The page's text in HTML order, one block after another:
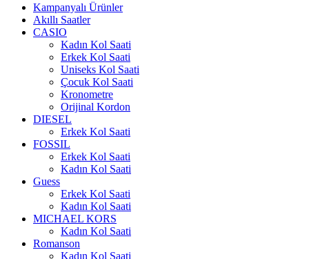
Kampanyalı Ürünler
Akıllı Saatler
CASIO
Kadın Kol Saati
Erkek Kol Saati
Uniseks Kol Saati
Çocuk Kol Saati
Kronometre
Orijinal Kordon
DIESEL
Erkek Kol Saati
FOSSIL
Erkek Kol Saati
Kadın Kol Saati
Guess
Erkek Kol Saati
Kadın Kol Saati
MICHAEL KORS
Kadın Kol Saati
Romanson
Kadın Kol Saati